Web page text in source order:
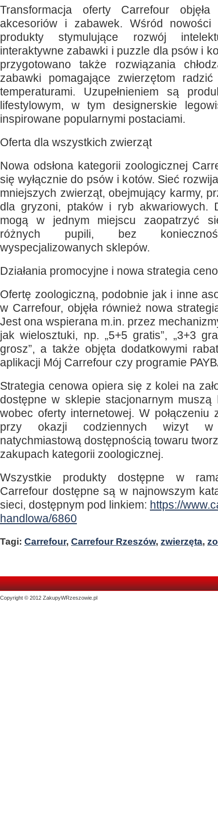
Transformacja oferty Carrefour
akcesoriów i zabawek. Wśród
produkty stymulujące rozwój
interaktywne zabawki i puzzle dla psów i
przygotowano także rozwiązania
zabawki pomagające zwierzętom
temperaturami. Uzupełnieniem są
lifestylowym, w tym designerskie
inspirowane popularnymi postaciami.
Oferta dla wszystkich zwierząt
Nowa odsłona kategorii zoologicznej
się wyłącznie do psów i kotów. Sieć
mniejszych zwierząt, obejmujący karmy,
dla gryzoni, ptaków i ryb akwariowych.
mogą w jednym miejscu zaopatrzyć
różnych pupili, bez
wyspecjalizowanych sklepów.
Działania promocyjne i nowa strategia
Ofertę zoologiczną, podobnie jak i inne
w Carrefour, objęła również nowa
Jest ona wspierana m.in. przez
jak wielosztuki, np. „5+5 gratis”, „3+3
grosz”, a także objęta dodatkowymi
aplikacji Mój Carrefour czy programie
Strategia cenowa opiera się z kolei na
dostępne w sklepie stacjonarnym muszą
wobec oferty internetowej. W połączeniu
przy okazji codziennych wizyt
natychmiastową dostępnością towaru
zakupach kategorii zoologicznej.
Wszystkie produkty dostępne w
Carrefour dostępne są w najnowszym
sieci, dostępnym pod linkiem: https://
handlowa/6860
Tagi: Carrefour, Carrefour Rzeszów, zwierzęta,
Copyright © 2012 ZakupyWRzeszowie.pl